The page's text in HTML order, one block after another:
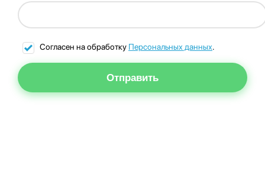
Согласен на обработку Персональных данных.
Отправить